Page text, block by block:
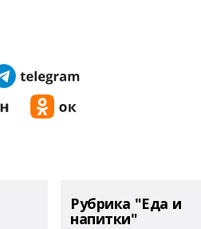
Рубрика "Еда и
напитки"